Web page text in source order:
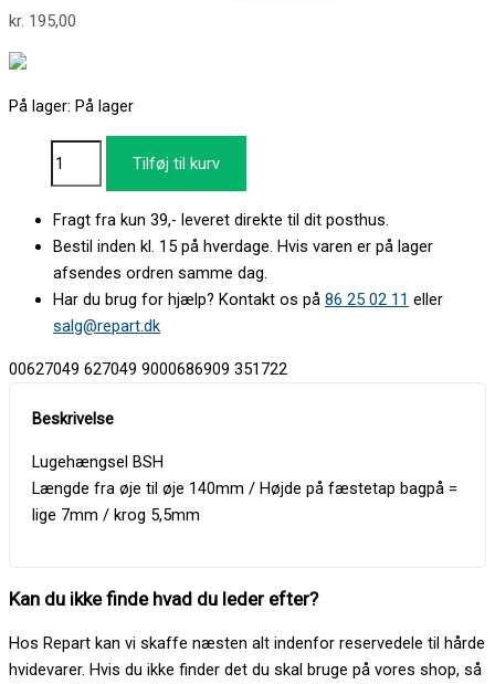
kr. 195,00
På lager: På lager
Tilføj til kurv
Fragt fra kun 39,- leveret direkte til dit posthus.
Bestil inden kl. 15 på hverdage. Hvis varen er på lager
afsendes ordren samme dag.
Har du brug for hjælp? Kontakt os på 86 25 02 11 eller
salg@repart.dk
00627049 627049 9000686909 351722
Lugehængsel BSH
Længde fra øje til øje 140mm / Højde på fæstetap bagpå =
lige 7mm / krog 5,5mm
Kan du ikke finde hvad du leder efter?
Hos Repart kan vi skaffe næsten alt indenfor reservedele til hårde
hvidevarer. Hvis du ikke finder det du skal bruge på vores shop, så